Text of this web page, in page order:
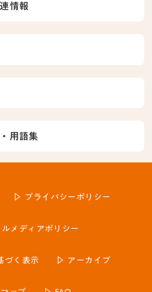
情報
用語集
プライバシーポリシー
ルメディアポリシー
づく表示 アーカイブ